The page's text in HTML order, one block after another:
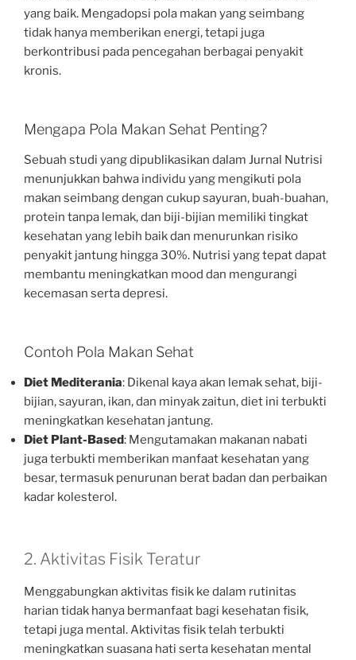
yang baik. Mengadopsi pola makan yang seimbang
tidak hanya memberikan energi, tetapi juga
berkontribusi pada pencegahan berbagai penyakit
kronis.
Mengapa Pola Makan Sehat Penting?
Sebuah studi yang dipublikasikan dalam Jurnal Nutrisi
menunjukkan bahwa individu yang mengikuti pola
makan seimbang dengan cukup sayuran, buah-buahan,
protein tanpa lemak, dan biji-bijian memiliki tingkat
kesehatan yang lebih baik dan menurunkan risiko
penyakit jantung hingga 30%. Nutrisi yang tepat dapat
membantu meningkatkan mood dan mengurangi
kecemasan serta depresi.
Contoh Pola Makan Sehat
Diet Mediterania: Dikenal kaya akan lemak sehat, biji-
bijian, sayuran, ikan, dan minyak zaitun, diet ini terbukti
meningkatkan kesehatan jantung.
Diet Plant-Based: Mengutamakan makanan nabati
juga terbukti memberikan manfaat kesehatan yang
besar, termasuk penurunan berat badan dan perbaikan
kadar kolesterol.
2. Aktivitas Fisik Teratur
Menggabungkan aktivitas fisik ke dalam rutinitas
harian tidak hanya bermanfaat bagi kesehatan fisik,
tetapi juga mental. Aktivitas fisik telah terbukti
meningkatkan suasana hati serta kesehatan mental